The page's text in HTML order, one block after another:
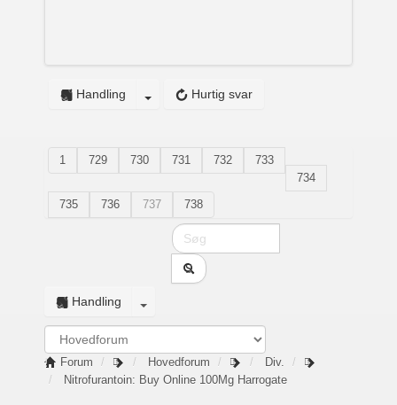
Hurtig svar
Handling
1 729 730 731 732
733
734
735
736 737 738
Handling
Forum Hovedforum
Div.
Nitrofurantoin: Buy Online 100Mg Harrogate